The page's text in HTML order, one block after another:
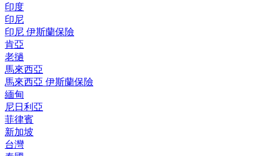
印度
印尼
印尼 伊斯蘭保險
肯亞
老撾
馬來西亞
馬來西亞 伊斯蘭保險
緬甸
尼日利亞
菲律賓
新加坡
台灣